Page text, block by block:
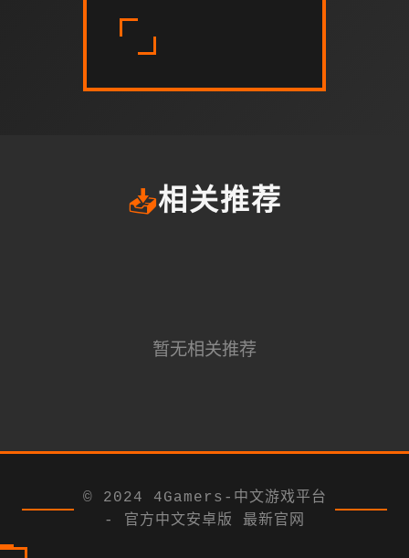
📥相关推荐
暂无相关推荐
© 2024 4Gamers-中文游戏平台
- 官方中文安卓版 最新官网